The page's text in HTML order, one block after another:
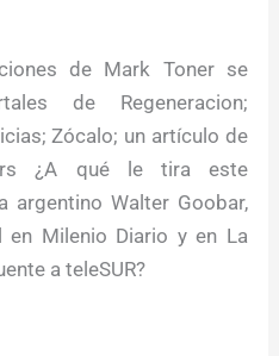
de Mark Toner se
de Regeneracion;
Zócalo; un artículo de
¿A qué le tira este
argentino Walter Goobar,
Milenio Diario y en La
a teleSUR?